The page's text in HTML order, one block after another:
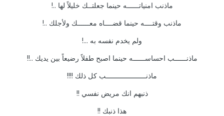
ماذنب امنياتــــــه حينما جعلتــك خليلاً لها ..!
ماذنب وقتــــه حينما قضــــاه معــــــك ولأجلك ..!
ولم يخدم نفسه به ...!
ماذنــــــب احساســــــه حينما اصبح طفلاً رضيعاً بين يديك ..!!
ماذنــــــــــــــــــــب كل ذلك !!!!
ذنبهم انك مريض نفسي !!
هذا ذنبك !!